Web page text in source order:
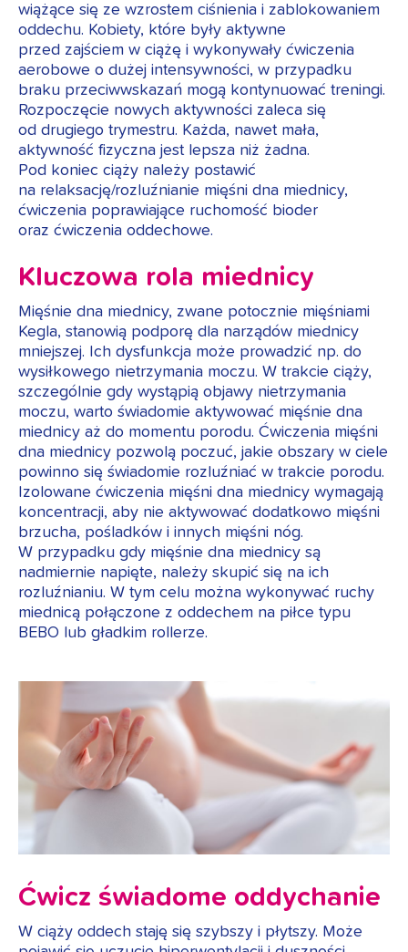
wiążące się ze wzrostem ciśnienia i zablokowaniem
oddechu. Kobiety, które były aktywne
przed zajściem w ciążę i wykonywały ćwiczenia
aerobowe o dużej intensywności, w przypadku
braku przeciwwskazań mogą kontynuować treningi.
Rozpoczęcie nowych aktywności zaleca się
od drugiego trymestru. Każda, nawet mała,
aktywność fizyczna jest lepsza niż żadna.
Pod koniec ciąży należy postawić
na relaksację/rozluźnianie mięśni dna miednicy,
ćwiczenia poprawiające ruchomość bioder
oraz ćwiczenia oddechowe.
Kluczowa rola miednicy
Mięśnie dna miednicy, zwane potocznie mięśniami
Kegla, stanowią podporę dla narządów miednicy
mniejszej. Ich dysfunkcja może prowadzić np. do
wysiłkowego nietrzymania moczu. W trakcie ciąży,
szczególnie gdy wystąpią objawy nietrzymania
moczu, warto świadomie aktywować mięśnie dna
miednicy aż do momentu porodu. Ćwiczenia mięśni
dna miednicy pozwolą poczuć, jakie obszary w ciele
powinno się świadomie rozluźniać w trakcie porodu.
Izolowane ćwiczenia mięśni dna miednicy wymagają
koncentracji, aby nie aktywować dodatkowo mięśni
brzucha, pośladków i innych mięśni nóg.
W przypadku gdy mięśnie dna miednicy są
nadmiernie napięte, należy skupić się na ich
rozluźnianiu. W tym celu można wykonywać ruchy
miednicą połączone z oddechem na piłce typu
BEBO lub gładkim rollerze.
Ćwicz świadome oddychanie
W ciąży oddech staję się szybszy i płytszy. Może